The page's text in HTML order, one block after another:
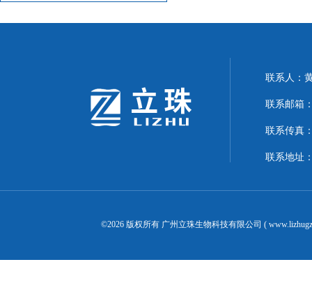
联系人：
联系邮箱
联系传真
联系地址
©2026 版权所有 广州立珠生物科技有限公司 (